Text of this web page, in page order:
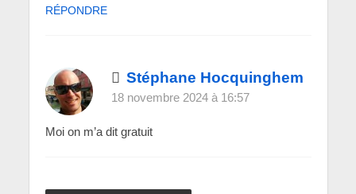
RÉPONDRE
Stéphane Hocquinghem
18 novembre 2024 à 16:57
Moi on m’a dit gratuit